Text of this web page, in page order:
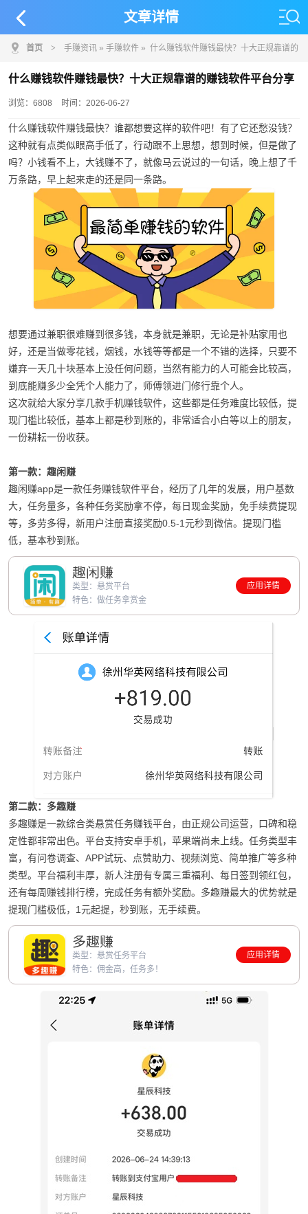
文章详情
首页 > 手赚资讯 » 手赚软件 » 什么赚钱软件赚钱最快？十大正规靠谱的
赚钱软件平台分享
什么赚钱软件赚钱最快？十大正规靠谱的赚钱软件平台分享
浏览：6808 时间：2026-06-27
什么赚钱软件赚钱最快？谁都想要这样的软件吧！有了它还愁没钱？
这种就有点类似眼高手低了，行动跟不上思想，想到时候，但是做了
吗？小钱看不上，大钱赚不了，就像马云说过的一句话，晚上想了千
万条路，早上起来走的还是同一条路。
想要通过兼职很难赚到很多钱，本身就是兼职，无论是补贴家用也
好，还是当做零花钱，烟钱，水钱等等都是一个不错的选择，只要不
嫌弃一天几十块基本上没任何问题，当然有能力的人可能会比较高，
到底能赚多少全凭个人能力了，师傅领进门修行靠个人。
这次就给大家分享几款手机赚钱软件，这些都是任务难度比较低，提
现门槛比较低，基本上都是秒到账的，非常适合小白等以上的朋友，
一份耕耘一份收获。
第一款：趣闲赚
趣闲赚app是一款任务赚钱软件平台，经历了几年的发展，用户基数
大，任务量多，各种任务奖励拿不停，每日现金奖励，免手续费提现
等，多劳多得，新用户注册直接奖励0.5-1元秒到微信。提现门槛
低，基本秒到账。
趣闲赚
类型：悬赏平台
特色：做任务拿赏金
应用详情
第二款：多趣赚
多趣赚是一款综合类悬赏任务赚钱平台，由正规公司运营，口碑和稳
定性都非常出色。平台支持安卓手机，苹果端尚未上线。任务类型丰
富，有问卷调查、APP试玩、点赞助力、视频浏览、简单推广等多种
类型。平台福利丰厚，新人注册有专属三重福利、每日签到领红包，
还有每周赚钱排行榜，完成任务有额外奖励。多趣赚最大的优势就是
提现门槛极低，1元起提，秒到账，无手续费。
多趣赚
类型：悬赏任务平台
特色：佣金高，任务多！
应用详情